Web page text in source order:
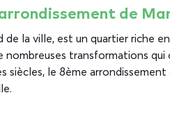
de
de la ville, est un quartier riche
nombreuses transformations qui
siècles, le 8ème arrondissement